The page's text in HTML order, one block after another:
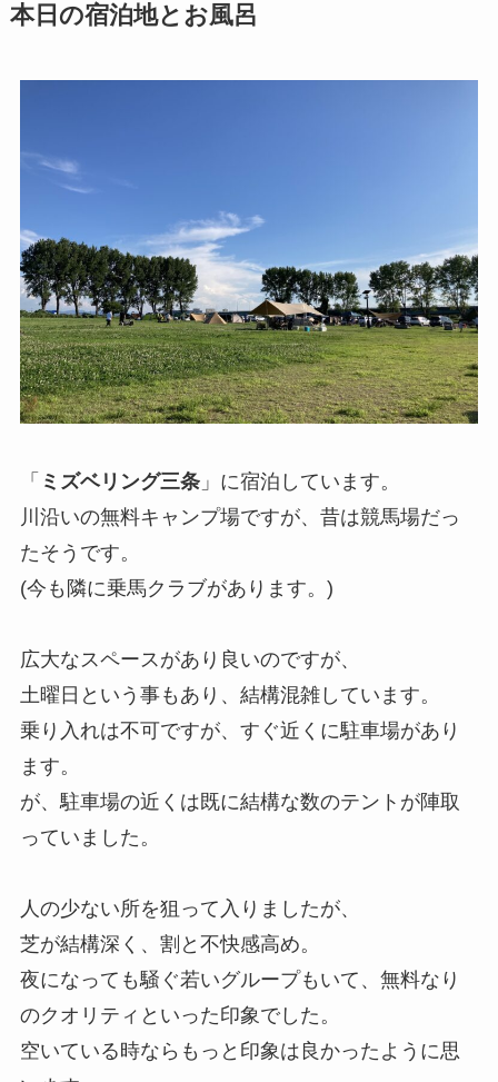
本日の宿泊地とお風呂
「 ミズベリング三条」に宿泊しています。
川沿いの無料キャンプ場ですが、昔は競馬場だっ
たそうです。
(今も隣に乗馬クラブがあります。)
広大なスペースがあり良いのですが、
土曜日という事もあり、結構混雑しています。
乗り入れは不可ですが、すぐ近くに駐車場があり
ます。
が、駐車場の近くは既に結構な数のテントが陣取
っていました。
人の少ない所を狙って入りましたが、
芝が結構深く、割と不快感高め。
夜になっても騒ぐ若いグループもいて、無料なり
のクオリティといった印象でした。
空いている時ならもっと印象は良かったように思